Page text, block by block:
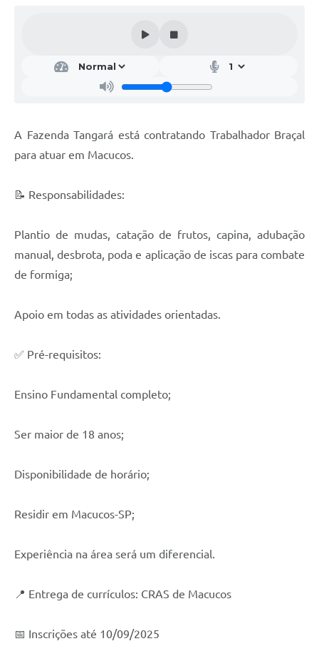
A Fazenda Tangará está contratando Trabalhador Braçal
para atuar em Macucos.
📝 Responsabilidades:
Plantio de mudas, catação de frutos, capina, adubação
manual, desbrota, poda e aplicação de iscas para combate
de formiga;
Apoio em todas as atividades orientadas.
✅ Pré-requisitos:
Ensino Fundamental completo;
Ser maior de 18 anos;
Disponibilidade de horário;
Residir em Macucos-SP;
Experiência na área será um diferencial.
📍 Entrega de currículos: CRAS de Macucos
📅 Inscrições até 10/09/2025